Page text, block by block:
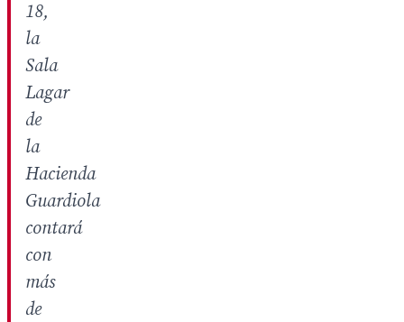
18,
la
Sala
Lagar
de
la
Hacienda
Guardiola
contará
con
más
de